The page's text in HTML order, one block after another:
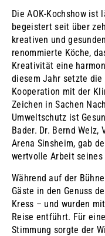
Die AOK-Kochshow
begeistert seit über
kreativen und
renommierte Köche,
Kreativität eine
diesem Jahr setzte die
Kooperation mit der
Zeichen in Sachen
Umweltschutz ist
Bader. Dr. Bernd
Arena Sinsheim, gab
wertvolle Arbeit seines
Während auf der
Gäste in den Genuss
Kress – und wurden
Reise entführt. Für
Stimmung sorgte der